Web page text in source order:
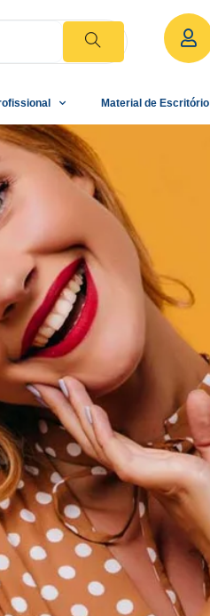
Material de Escritório